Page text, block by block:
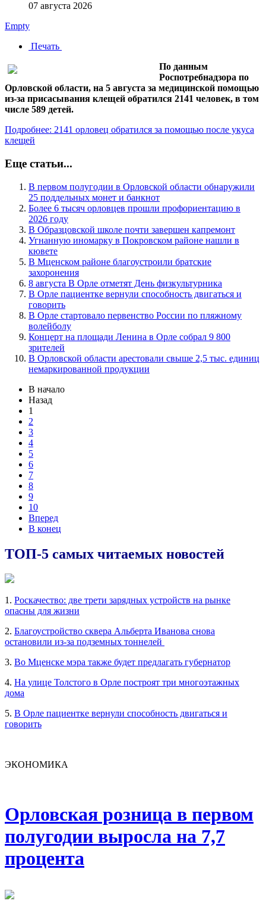
07 августа 2026
Empty
Печать
По данным
Роспотребнадзора по
Орловской области, на 5 августа за медицинской помощью
из‑за присасывания клещей обратился 2141 человек, в том
числе 589 детей.
Подробнее: 2141 орловец обратился за помощью после укуса
клещей
Еще статьи...
В первом полугодии в Орловской области обнаружили
25 поддельных монет и банкнот
Более 6 тысяч орловцев прошли профориентацию в
2026 году
В Образцовской школе почти завершен капремонт
Угнанную иномарку в Покровском районе нашли в
кювете
В Мценском районе благоустроили братские
захоронения
8 августа В Орле отметят День физкультурника
В Орле пациентке вернули способность двигаться и
говорить
В Орле стартовало первенство России по пляжному
волейболу
Концерт на площади Ленина в Орле собрал 9 800
зрителей
В Орловской области арестовали свыше 2,5 тыс. единиц
немаркированной продукции
В начало
Назад
1
2
3
4
5
6
7
8
9
10
Вперед
В конец
ТОП-5 самых читаемых новостей
1. Роскачество: две трети зарядных устройств на рынке
опасны для жизни
2. Благоустройство сквера Альберта Иванова снова
остановили из-за подземных тоннелей
3. Во Мценске мэра также будет предлагать губернатор
4. На улице Толстого в Орле построят три многоэтажных
дома
5. В Орле пациентке вернули способность двигаться и
говорить
ЭКОНОМИКА
Орловская розница в первом
полугодии выросла на 7,7
процента